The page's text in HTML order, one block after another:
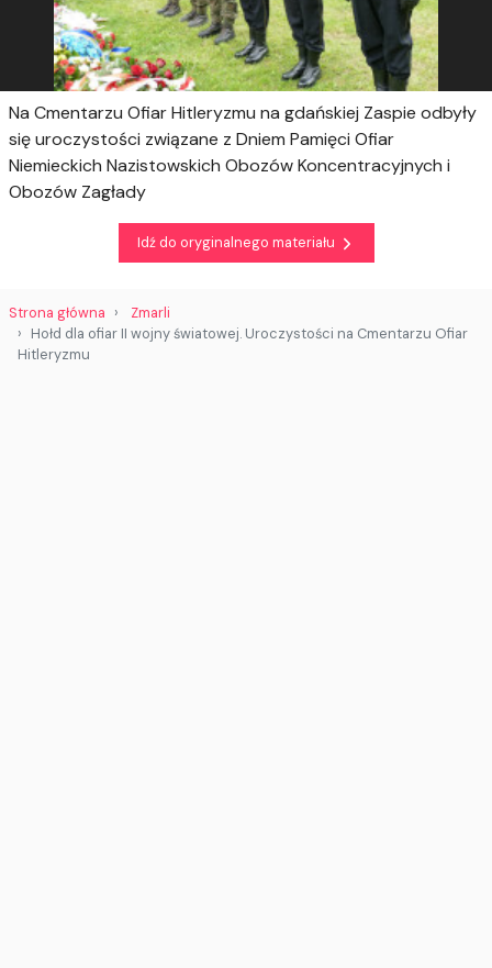
Na Cmentarzu Ofiar Hitleryzmu na gdańskiej Zaspie odbyły
się uroczystości związane z Dniem Pamięci Ofiar
Niemieckich Nazistowskich Obozów Koncentracyjnych i
Obozów Zagłady
Idź do oryginalnego materiału
Strona główna
Zmarli
Hołd dla ofiar II wojny światowej. Uroczystości na Cmentarzu Ofiar
Hitleryzmu